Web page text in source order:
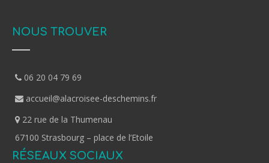
NOUS TROUVER
06 20 04 79 69
accueil@alacroisee-deschemins.fr
22 rue de la Thumenau
67100 Strasbourg – place de l’Etoile
RÉSEAUX SOCIAUX